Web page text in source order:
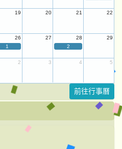
19 20 21
22
26 27 28
29
1 2
2 3 4
5
前往行事曆